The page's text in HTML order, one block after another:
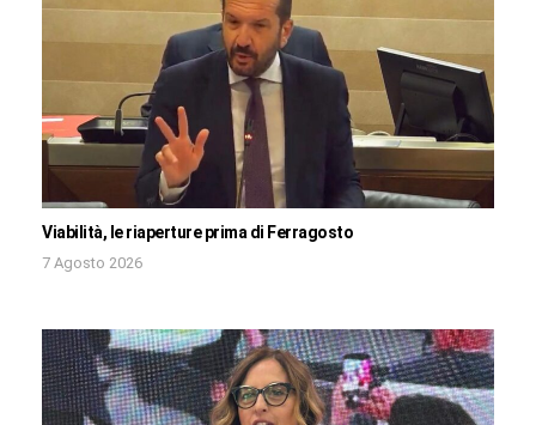
Viabilità, le riaperture prima di Ferragosto
7 Agosto 2026